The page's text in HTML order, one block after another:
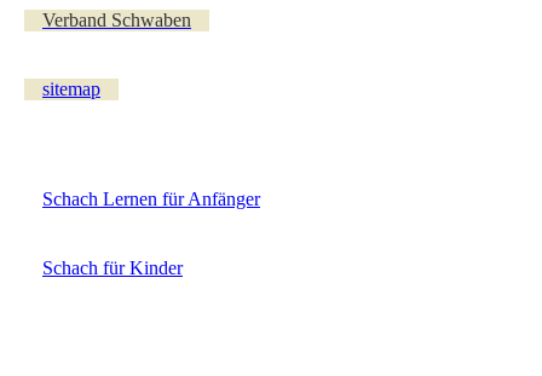
Verband Schwaben
sitemap
Schach Lernen für Anfänger
Schach für Kinder